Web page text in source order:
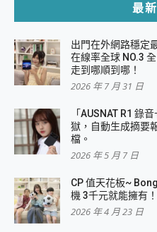
最
出門在外網路穩定
在線率全球 NO.3
走到哪順到哪！
2026 年 7 月 31 日
「AUSNAT R1 錄
獄，自動生成摘要
檔。
2026 年 5 月 7 日
CP 值天花板~
機 3千元就能擁有
2026 年 4 月 23 日